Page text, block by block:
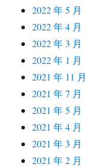
2022 年 5 月
2022 年 4 月
2022 年 3 月
2022 年 1 月
2021 年 11 月
2021 年 7 月
2021 年 5 月
2021 年 4 月
2021 年 3 月
2021 年 2 月